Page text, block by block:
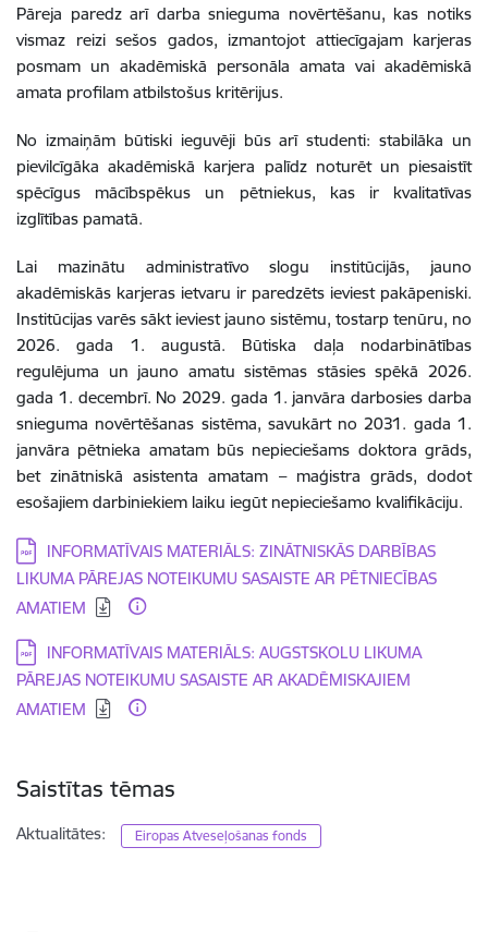
Pāreja paredz arī darba snieguma novērtēšanu, kas notiks
vismaz reizi sešos gados, izmantojot attiecīgajam karjeras
posmam un akadēmiskā personāla amata vai akadēmiskā
amata profilam atbilstošus kritērijus.
No izmaiņām būtiski ieguvēji būs arī studenti: stabilāka un
pievilcīgāka akadēmiskā karjera palīdz noturēt un piesaistīt
spēcīgus mācībspēkus un pētniekus, kas ir kvalitatīvas
izglītības pamatā.
Lai mazinātu administratīvo slogu institūcijās, jauno
akadēmiskās karjeras ietvaru ir paredzēts ieviest pakāpeniski.
Institūcijas varēs sākt ieviest jauno sistēmu, tostarp tenūru, no
2026. gada 1. augustā. Būtiska daļa nodarbinātības
regulējuma un jauno amatu sistēmas stāsies spēkā 2026.
gada 1. decembrī. No 2029. gada 1. janvāra darbosies darba
snieguma novērtēšanas sistēma, savukārt no 2031. gada 1.
janvāra pētnieka amatam būs nepieciešams doktora grāds,
bet zinātniskā asistenta amatam – maģistra grāds, dodot
esošajiem darbiniekiem laiku iegūt nepieciešamo kvalifikāciju.
Lejupielādēt:
INFORMATĪVAIS MATERIĀLS: ZINĀTNISKĀS DARBĪBAS
LIKUMA PĀREJAS NOTEIKUMU SASAISTE AR PĒTNIECĪBAS
AMATIEM
Lejupielādēt:
INFORMATĪVAIS MATERIĀLS: AUGSTSKOLU LIKUMA
PĀREJAS NOTEIKUMU SASAISTE AR AKADĒMISKAJIEM
AMATIEM
Saistītas tēmas
Aktualitātes: Eiropas Atveseļošanas fonds